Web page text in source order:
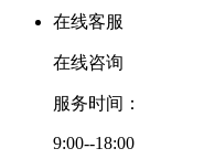
在线客服
在线咨询
服务时间：
9:00--18:00